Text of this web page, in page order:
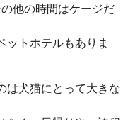
他の時間はケージだ
ットホテルもありま
は犬猫にとって大きな